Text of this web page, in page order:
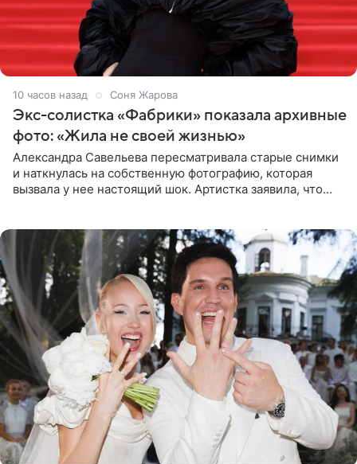
10 часов назад Соня Жарова
Экс-солистка «Фабрики» показала архивные
фото: «Жила не своей жизнью»
Александра Савельева пересматривала старые снимки
и наткнулась на собственную фотографию, которая
вызвала у нее настоящий шок. Артистка заявила, что